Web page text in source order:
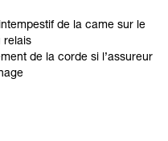
de la came sur le
relais
de la corde si l’assureur